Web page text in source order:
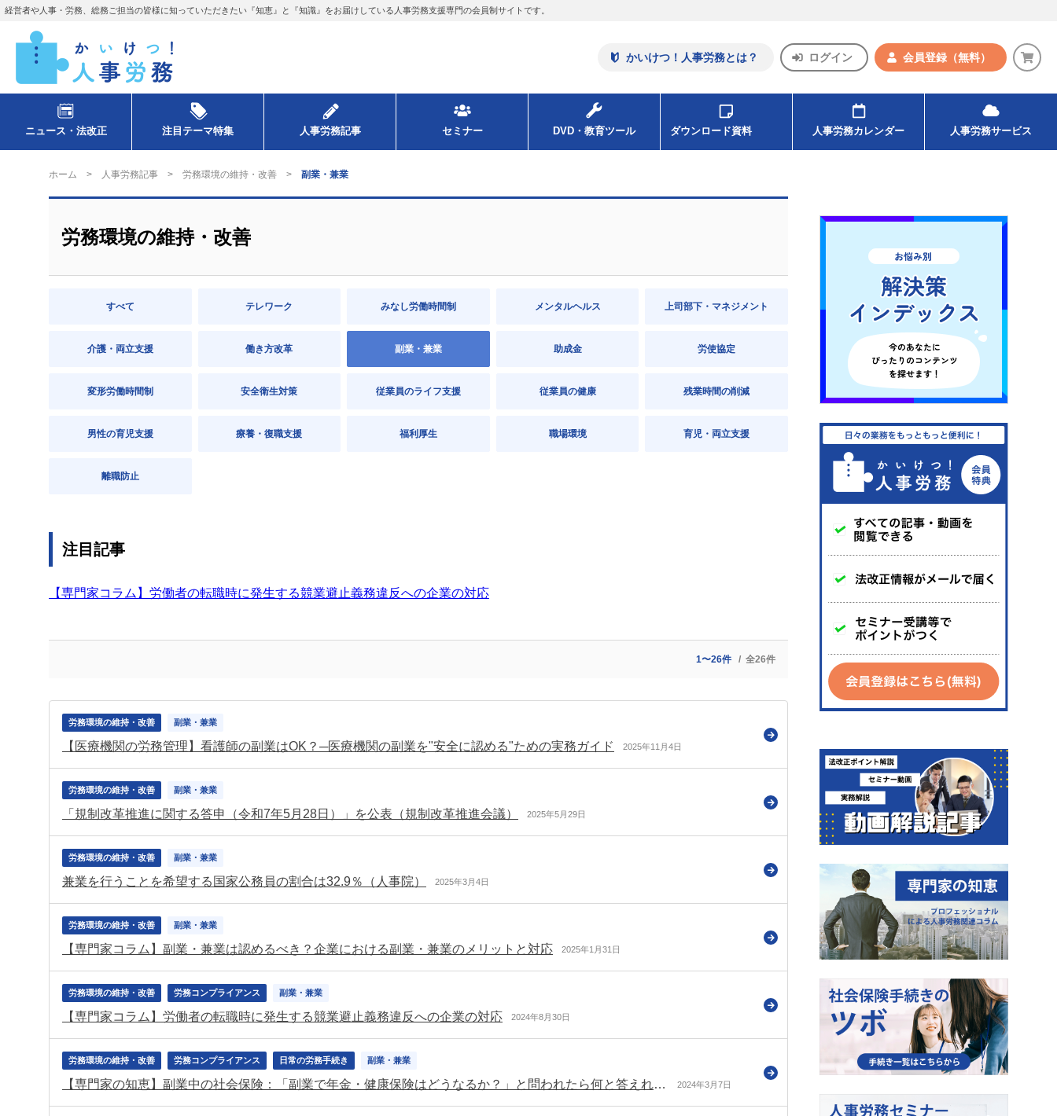
経営者や人事・労務、総務ご担当の皆様に知っていただきたい『知恵』と『知識』をお届けしている人事労務支援専門の会員制サイトです。
かいけつ！人事労務とは？ ログイン 会員登録 （無料）
ニュース・法改正 注目テーマ特集 人事労務記事 セミナー DVD・教育ツール ダウンロード資料 人事労務カレンダー 人事労務サービス
ホーム 人事労務記事 労務環境の維持・改善 副業・兼業
労務環境の維持・改善
すべて テレワーク みなし労働時間制 メンタルヘルス 上司部下・マネジメント
介護・両立支援 働き方改革 副業・兼業 助成金 労使協定
変形労働時間制 安全衛生対策 従業員のライフ支援 従業員の健康 残業時間の削減
男性の育児支援 療養・復職支援 福利厚生 職場環境 育児・両立支援
離職防止
注目記事
【専門家コラム】労働者の転職時に発生する競業避止義務違反への企業の対応
1〜26件 全26件
労務環境の維持・改善 副業・兼業
【医療機関の労務管理】看護師の副業はOK？─医療機関の副業を"安全に認める"ための実務ガイド 2025年11月4日
労務環境の維持・改善 副業・兼業
「規制改革推進に関する答申（令和7年5月28日）」を公表（規制改革推進会議） 2025年5月29日
労務環境の維持・改善 副業・兼業
兼業を行うことを希望する国家公務員の割合は32.9％（人事院） 2025年3月4日
労務環境の維持・改善 副業・兼業
【専門家コラム】副業・兼業は認めるべき？企業における副業・兼業のメリットと対応 2025年1月31日
労務環境の維持・改善 労務コンプライアンス 副業・兼業
【専門家コラム】労働者の転職時に発生する競業避止義務違反への企業の対応 2024年8月30日
労務環境の維持・改善 労務コンプライアンス 日常の労務手続き 副業・兼業
【専門家の知恵】副業中の社会保険：「副業で年金・健康保険はどうなるか？」と問われたら何と答えればよいか 2024年3月7日